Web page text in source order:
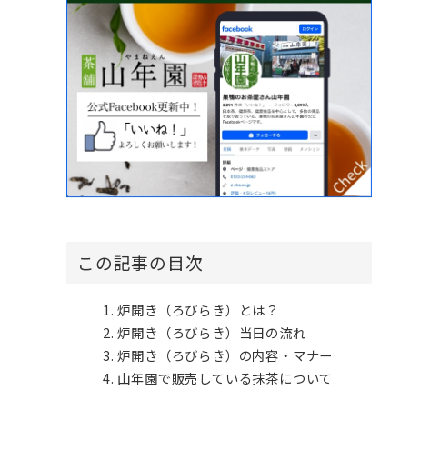
この記事の目次
炉開き（ろびらき）とは？
炉開き（ろびらき）当日の流れ
炉開き（ろびらき）の内容・マナー
山年園で販売している抹茶について